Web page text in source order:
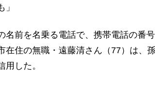
」
前を名乗る電話で、携帯電話の番
在住の無職・遠藤清さん（77）は、
用した。